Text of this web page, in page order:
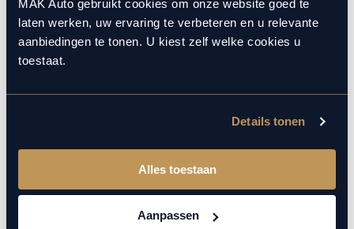
MAK Auto gebruikt cookies om onze website goed te
laten werken, uw ervaring te verbeteren en u relevante
aanbiedingen te tonen. U kiest zelf welke cookies u
toestaat.
Details tonen
Alles toestaan
Aanpassen
verzorgen het onderhoud op hetzelfde niveau als een
merkdealer, met behoud van de fabrieksgarantie. Kom
gerust langs in onze werkplaats voor een APK of een
Hoe weet ik welk onderhoud mijn
auto nodig heeft en wanneer?